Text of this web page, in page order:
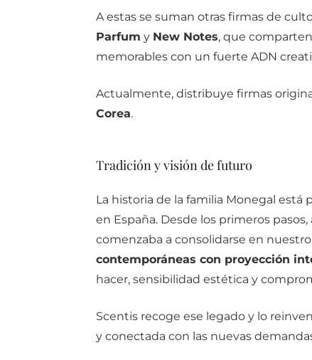
A estas se suman otras firmas de
Parfum y New Notes, que
memorables con un fuerte ADN
Actualmente, distribuye firmas
Corea.
Tradición y visión de futuro
La historia de la familia Monegal
en España. Desde los primeros
comenzaba a consolidarse en
contemporáneas con proyección
hacer, sensibilidad estética y
Scentis recoge ese legado y lo
y conectada con las nuevas